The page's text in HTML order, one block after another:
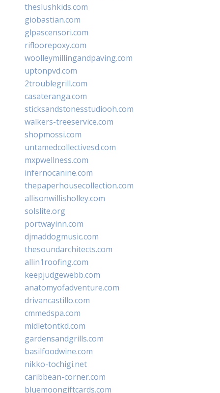
theslushkids.com
giobastian.com
glpascensori.com
rifloorepoxy.com
woolleymillingandpaving.com
uptonpvd.com
2troublegrill.com
casateranga.com
sticksandstonesstudiooh.com
walkers-treeservice.com
shopmossi.com
untamedcollectivesd.com
mxpwellness.com
infernocanine.com
thepaperhousecollection.com
allisonwillisholley.com
solslite.org
portwayinn.com
djmaddogmusic.com
thesoundarchitects.com
allin1roofing.com
keepjudgewebb.com
anatomyofadventure.com
drivancastillo.com
cmmedspa.com
midletontkd.com
gardensandgrills.com
basilfoodwine.com
nikko-tochigi.net
caribbean-corner.com
bluemoongiftcards.com